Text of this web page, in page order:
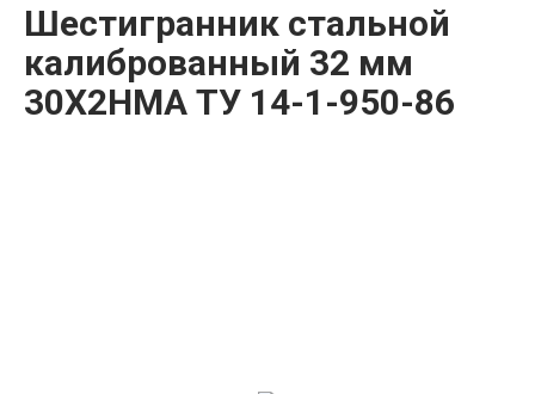
Шестигранник стальной
калиброванный 32 мм
30Х2НМА ТУ 14-1-950-86